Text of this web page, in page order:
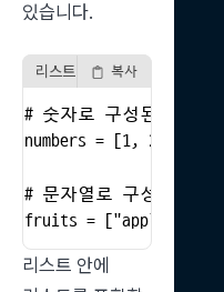
있습니다.
리스트 생성 예시
복사
# 숫자로 구성된 리스트
numbers = [1, 2, 3, 4,
# 문자열로 구성된 리스
fruits = ["apple",
리스트 안에